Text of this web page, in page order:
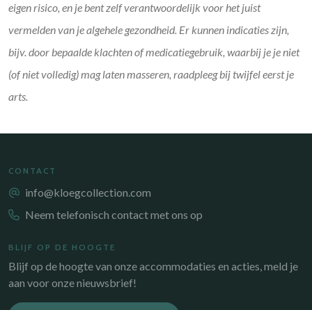
eigen risico, en je bent zelf verantwoordelijk voor het juist
vermelden van je algehele gezondheid. Er kunnen indicaties zijn,
bijv. door bepaalde klachten of medicatiegebruik, waarbij je je niet
(of niet volledig) mag laten masseren, raadpleeg bij twijfel eerst je
arts.
CONTACT
info@kloegcollection.com
Neem telefonisch contact met ons op
BLIJF OP DE HOOGTE
Blijf op de hoogte van onze accommodaties en acties, meld je
aan voor onze nieuwsbrief!